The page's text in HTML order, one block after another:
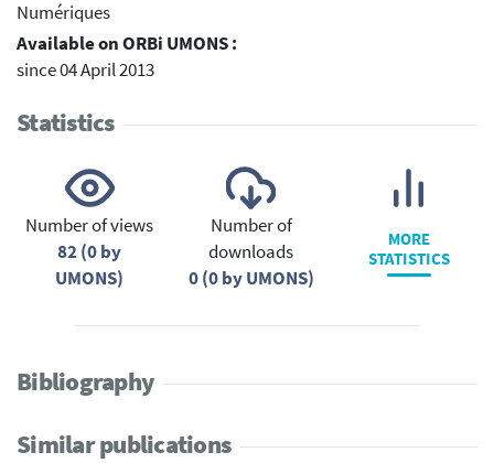
Numériques
Available on ORBi UMONS :
since 04 April 2013
Statistics
Number of views
82 (0 by
UMONS)
Number of
downloads
0 (0 by UMONS)
MORE
STATISTICS
Bibliography
Similar publications